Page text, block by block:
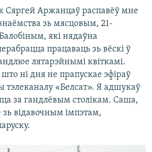
Сяргей Аржанцаў распавёў мне
зь мясцовым, 21-
які нядаўна
працаваць зь вёскі ў
лятарэйнымі квіткамі.
ні дня не прапускае эфіраў
тэлеканалу «Белсат». Я адшукаў
за гандлёвым столікам. Саша,
відавочным імпэтам,